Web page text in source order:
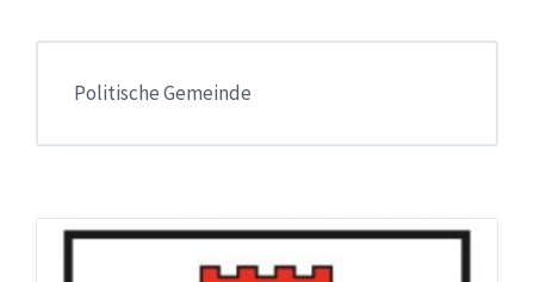
Politische Gemeinde